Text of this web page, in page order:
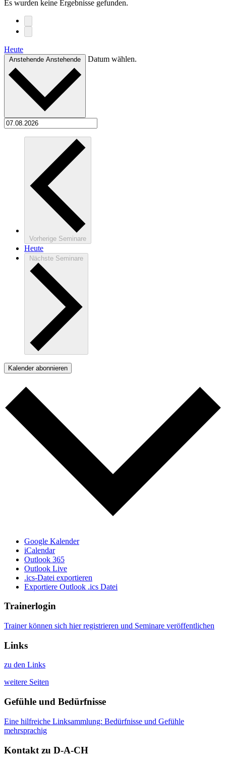
Es wurden keine Ergebnisse gefunden.
Heute
Anstehende Anstehende Datum wählen.
Vorherige Seminare
Heute
Nächste Seminare
Kalender abonnieren
Google Kalender
iCalendar
Outlook 365
Outlook Live
.ics-Datei exportieren
Exportiere Outlook .ics Datei
Trainerlogin
Trainer können sich hier registrieren und Seminare veröffentlichen
Links
zu den Links
weitere Seiten
Gefühle und Bedürfnisse
Eine hilfreiche Linksammlung: Bedürfnisse und Gefühle
mehrsprachig
Kontakt zu D-A-CH